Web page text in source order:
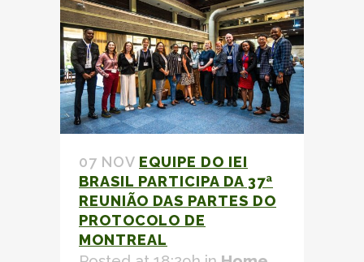
07 NOV EQUIPE DO IEI
BRASIL PARTICIPA DA 37ª
REUNIÃO DAS PARTES DO
PROTOCOLO DE
MONTREAL